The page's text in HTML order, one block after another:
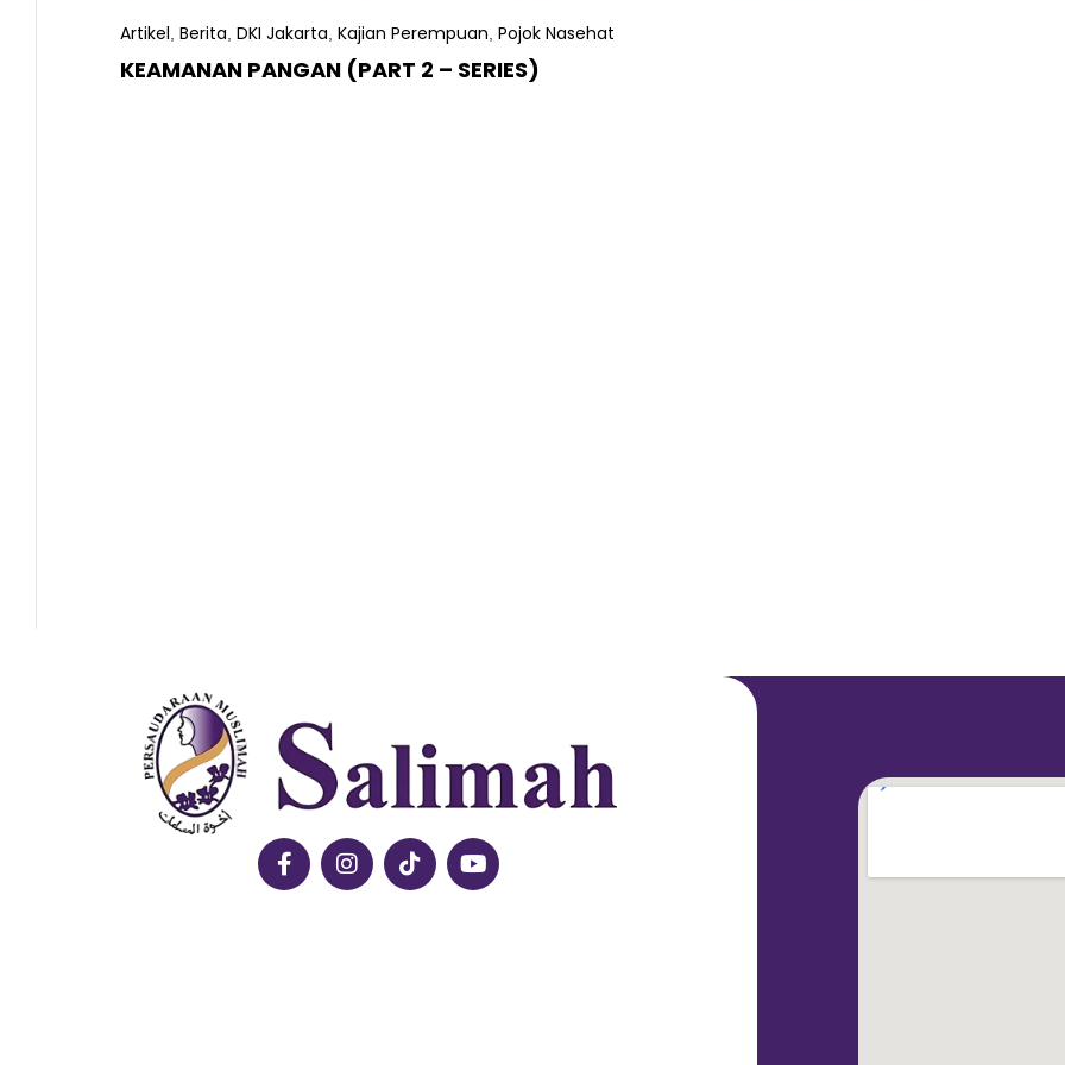
Artikel Berita DKI Jakarta Kajian Perempuan Pojok Nasehat
KEAMANAN PANGAN (PART 2 – SERIES)